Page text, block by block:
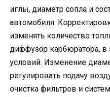
иглы, диаметр сопла и
автомобиля.
изменять количество
диффузор карбюратора, в
условий. Изменение
регулировать подачу
очистка фильтров и